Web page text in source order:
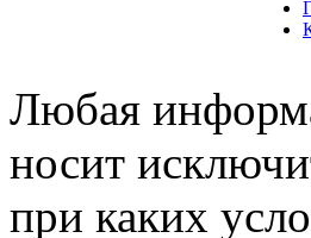
Любая
носит
при каких